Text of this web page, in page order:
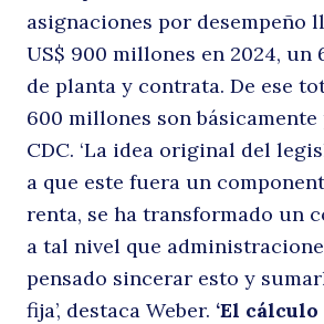
asignaciones por desempeño
US$ 900 millones en 2024, un
de planta y contrata. De ese
600 millones son básicamente
CDC. ‘La idea original del
a que este fuera un
renta, se ha transformado un
a tal nivel que
pensado sincerar esto y
fija’, destaca Weber. ‘El cálculo